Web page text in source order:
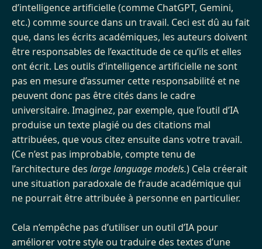
d’intelligence artificielle (comme ChatGPT, Gemini,
etc.) comme source dans un travail. Ceci est dû au fait
que, dans les écrits académiques, les auteurs doivent
être responsables de l’exactitude de ce qu’ils et elles
ont écrit. Les outils d’intelligence artificielle ne sont
pas en mesure d’assumer cette responsabilité et ne
peuvent donc pas être cités dans le cadre
universitaire. Imaginez, par exemple, que l’outil d’IA
produise un texte plagié ou des citations mal
attribuées, que vous citez ensuite dans votre travail.
(Ce n’est pas improbable, compte tenu de
l’architecture des large language models.) Cela créerait
une situation paradoxale de fraude académique qui
ne pourrait être attribuée à personne en particulier.
Cela n’empêche pas d’utiliser un outil d’IA pour
améliorer votre style ou traduire des textes d’une